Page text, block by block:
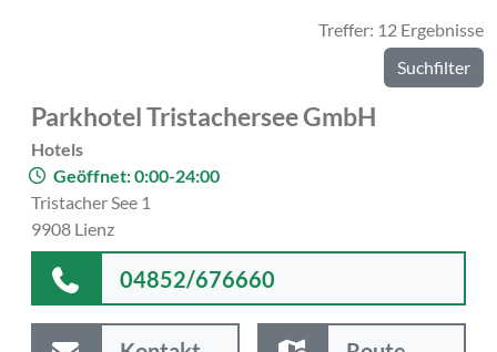
Treffer: 12 Ergebnisse
Suchfilter
Parkhotel Tristachersee GmbH
Hotels
Geöffnet: 0:00-24:00
Tristacher See 1
9908 Lienz
04852/676660